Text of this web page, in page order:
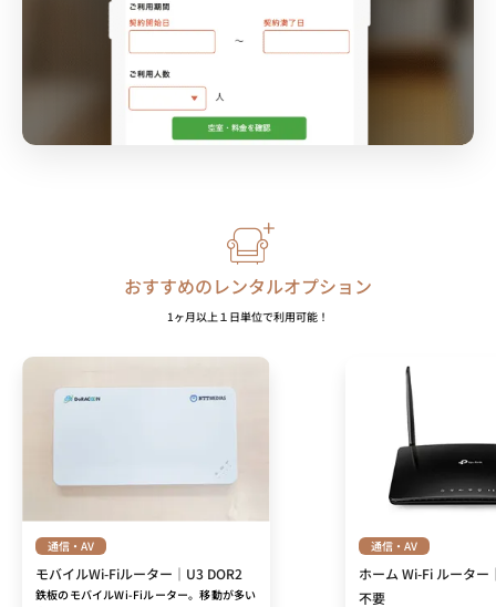
おすすめのレンタルオプション
1ヶ月以上１日単位で利用可能！
通信・AV
モバイルWi-Fiルーター｜U3 DOR2
鉄板のモバイルWi-Fiルーター。移動が多い
通信・AV
ホーム Wi-Fi ルータ
不要